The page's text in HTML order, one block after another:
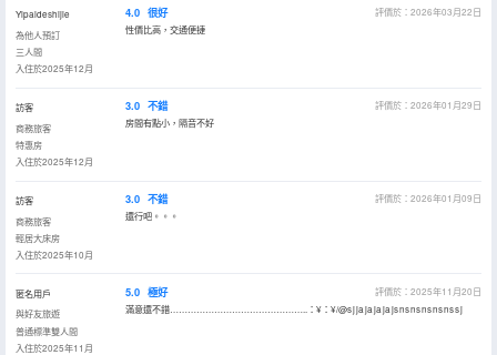
Yipaideshijie
為他人預訂
三人間
入住於2025年12月
4.0 很好
評價於：2026年03月22日
性價比高，交通便捷
訪客
商務旅客
特惠房
入住於2025年12月
3.0 不錯
評價於：2026年01月29日
房間有點小，隔音不好
訪客
商務旅客
輕居大床房
入住於2025年10月
3.0 不錯
評價於：2026年01月09日
還行吧。。。
匿名用戶
與好友旅遊
普通標準雙人間
入住於2025年11月
5.0 極好
評價於：2025年11月20日
滿意還不錯………………………………………..：¥：¥/@s j ja ja ja ja js ns ns ns ns ns s j